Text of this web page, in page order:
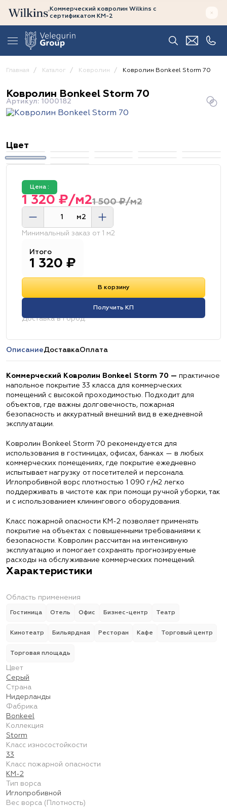
Коммерческий ковролин Wilkins с
сертификатом КМ-2
Главная Каталог Ковролин Ковролин Bonkeel Storm 70
Ковролин Bonkeel Storm 70
Артикул: 1000182
Цвет
Цена :
1 500 ₽/м2
1 320 ₽/м2
м2
Минимальный заказ от 1 м2
Итого
1 320 ₽
В корзину
Получить КП
Доставка в город:
ОписаниеДоставкаОплата
Коммерческий Ковролин Bonkeel Storm 70 — практичное
напольное покрытие 33 класса для коммерческих
помещений с высокой проходимостью. Подходит для
объектов, где важны долговечность, пожарная
безопасность и аккуратный внешний вид в ежедневной
эксплуатации.
Ковролин Bonkeel Storm 70 рекомендуется для
использования в гостиницах, офисах, банках — в любых
коммерческих помещениях, где покрытие ежедневно
испытывает нагрузку от посетителей и персонала.
Иглопробивной ворс плотностью 1 090 г/м2 легко
поддерживать в чистоте как при помощи ручной уборки, так
и с использованием клинингового оборудования.
Класс пожарной опасности КМ-2 позволяет применять
покрытие на объектах с повышенными требованиями к
безопасности. Ковролин рассчитан на интенсивную
эксплуатацию и помогает сохранять прогнозируемые
расходы на обслуживание коммерческих помещений.
Характеристики
Область применения
Гостиница Отель Офис Бизнес-центр Театр
Кинотеатр Бильярдная Ресторан Кафе Торговый центр
Торговая площадь
Цвет
Серый
Страна
Нидерланды
Фабрика
Bonkeel
Коллекция
Storm
Класс износостойкости
33
Класс пожарной опасности
КМ-2
Тип ворса
Иглопробивной
Вес ворса (Плотность)